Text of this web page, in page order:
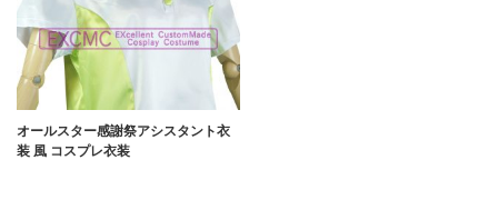
オールスター感謝祭アシスタント衣
装 風 コスプレ衣装